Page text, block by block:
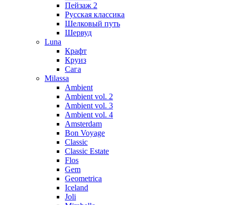
Пейзаж 2
Русская классика
Шелковый путь
Шервуд
Luna
Крафт
Круиз
Сага
Milassa
Ambient
Ambient vol. 2
Ambient vol. 3
Ambient vol. 4
Amsterdam
Bon Voyage
Classic
Classic Estate
Flos
Gem
Geometrica
Iceland
Joli